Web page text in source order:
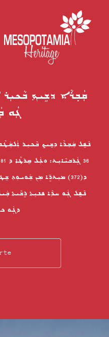
ܩܲܒ݂ܪܵܐ ܕܫܹܝܟ݂
ܓܲܘ
ܕ(372) ܡܝܼܬܖܹ̈ܐ ܡܼܢ
ܢܵܦܹܠ ܓܲܘ ܚܕܵܐ ܦܢܝܼܬܐ ܪܹܫܵܝܬܐ
ܕܓܲܘ